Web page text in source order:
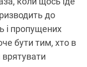
до
і пропущених
бути тим, хто в